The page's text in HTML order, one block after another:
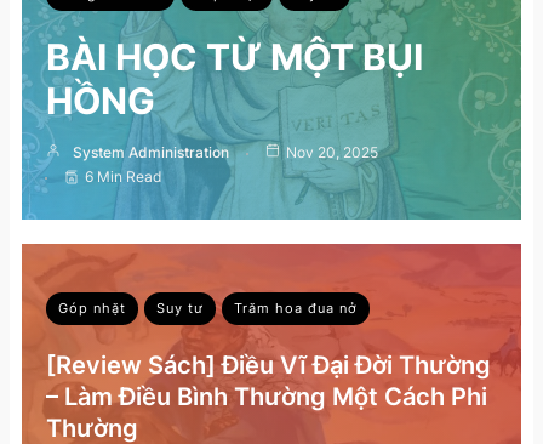
BÀI HỌC TỪ MỘT BỤI
HỒNG
System Administration
Nov 20, 2025
6 Min Read
Góp nhặt Suy tư Trăm hoa đua nở
[Review Sách] Điều Vĩ Đại Đời Thường
– Làm Điều Bình Thường Một Cách Phi
Thường